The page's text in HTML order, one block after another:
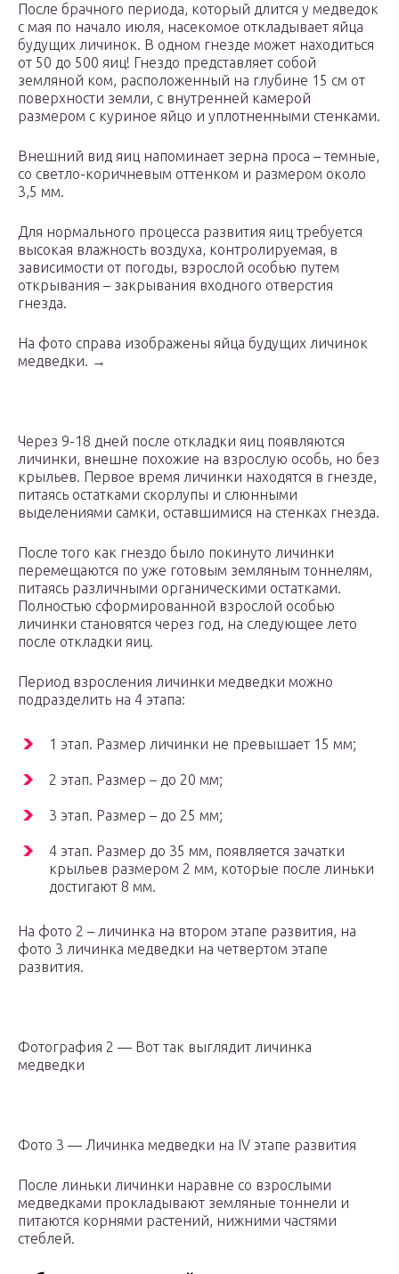
После брачного периода, который длится у медведок
с мая по начало июля, насекомое откладывает яйца
будущих личинок. В одном гнезде может находиться
от 50 до 500 яиц! Гнездо представляет собой
земляной ком, расположенный на глубине 15 см от
поверхности земли, с внутренней камерой
размером с куриное яйцо и уплотненными стенками.
Внешний вид яиц напоминает зерна проса – темные,
со светло-коричневым оттенком и размером около
3,5 мм.
Для нормального процесса развития яиц требуется
высокая влажность воздуха, контролируемая, в
зависимости от погоды, взрослой особью путем
открывания – закрывания входного отверстия
гнезда.
На фото справа изображены яйца будущих личинок
медведки. →
Через 9-18 дней после откладки яиц появляются
личинки, внешне похожие на взрослую особь, но без
крыльев. Первое время личинки находятся в гнезде,
питаясь остатками скорлупы и слюнными
выделениями самки, оставшимися на стенках гнезда.
После того как гнездо было покинуто личинки
перемещаются по уже готовым земляным тоннелям,
питаясь различными органическими остатками.
Полностью сформированной взрослой особью
личинки становятся через год, на следующее лето
после откладки яиц.
Период взросления личинки медведки можно
подразделить на 4 этапа:
1 этап. Размер личинки не превышает 15 мм;
2 этап. Размер – до 20 мм;
3 этап. Размер – до 25 мм;
4 этап. Размер до 35 мм, появляется зачатки
крыльев размером 2 мм, которые после линьки
достигают 8 мм.
На фото 2 – личинка на втором этапе развития, на
фото 3 личинка медведки на четвертом этапе
развития.
Фотография 2 — Вот так выглядит личинка
медведки
Фото 3 — Личинка медведки на IV этапе развития
После линьки личинки наравне со взрослыми
медведками прокладывают земляные тоннели и
питаются корнями растений, нижними частями
стеблей.